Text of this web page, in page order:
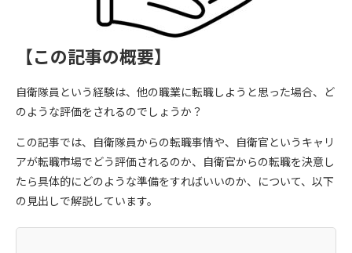
【この記事の概要】
自衛隊員という経験は、他の職業に転職しようと思った場合、ど
のような評価をされるのでしょうか？
この記事では、自衛隊員からの転職事情や、自衛官というキャリ
アが転職市場でどう評価されるのか、自衛官からの転職を決意し
たら具体的にどのような準備をすればいいのか、について、以下
の見出しで解説しています。